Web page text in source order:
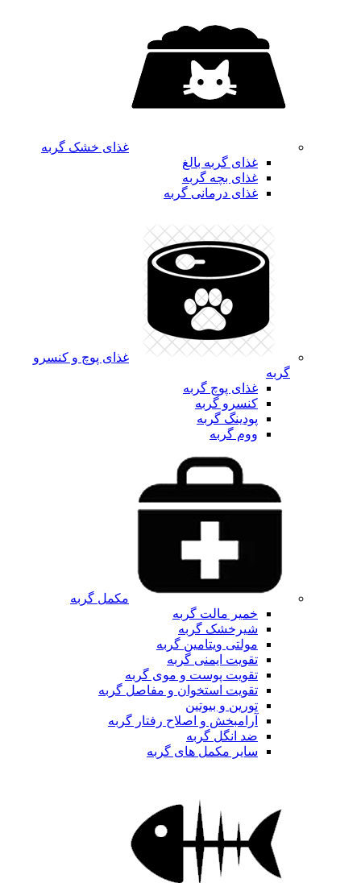
غذای خشک گربه
غذای گربه بالغ
غذای بچه گربه
غذای درمانی گربه
غذای پوچ و کنسرو
گربه
غذای پوچ گربه
کنسرو گربه
پودینگ گربه
ووم گربه
مکمل گربه
خمیر مالت گربه
شیرخشک گربه
مولتی ویتامین گربه
تقویت ایمنی گربه
تقویت پوست و موی گربه
تقویت استخوان و مفاصل گربه
تورین و بیوتین
آرامبخش و اصلاح رفتار گربه
ضد انگل گربه
سایر مکمل های گربه